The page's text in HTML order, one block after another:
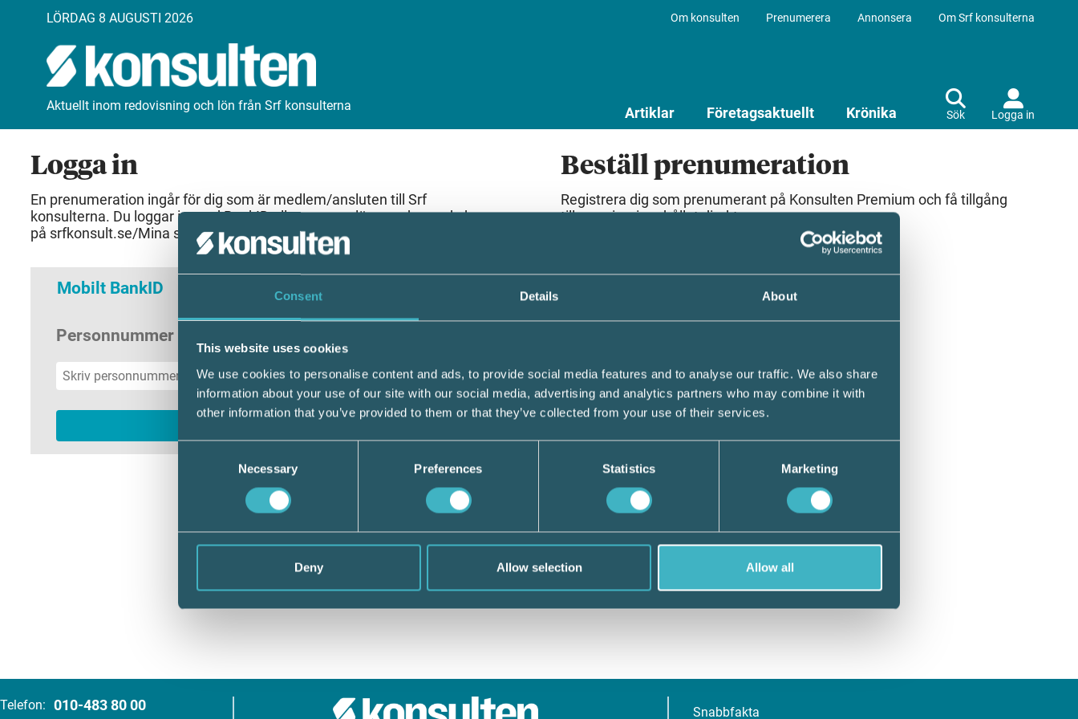
Consent Details About
This website uses cookies
We use cookies to personalise content and ads, to provide social media features and to analyse our traffic. We also share
information about your use of our site with our social media, advertising and analytics partners who may combine it with
other information that you’ve provided to them or that they’ve collected from your use of their services.
Necessary Preferences Statistics Marketing
Deny Allow selection Allow all
LÖRDAG 8 AUGUSTI 2026 Om konsulten Prenumerera Annonsera Om Srf konsulterna
Aktuellt inom redovisning och lön från Srf konsulterna Artiklar Företagsaktuellt Krönika Sök Logga in
Logga in
En prenumeration ingår för dig som är medlem/ansluten till Srf
konsulterna. Du loggar in med BankID eller samma lösenord som du har
på srfkonsult.se/Mina sidor
Mobilt BankID Lösenord
Personnummer
Beställ prenumeration
Registrera dig som prenumerant på Konsulten Premium och få tillgång
till premiuminnehållet direkt.
Telefon: 010-483 80 00 Snabbfakta